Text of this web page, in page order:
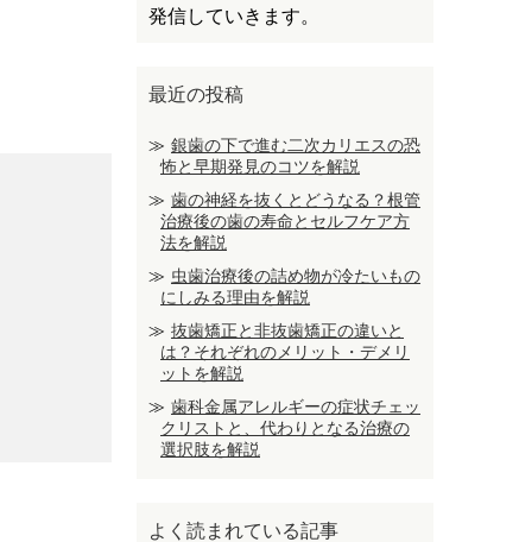
発信していきます。
最近の投稿
銀歯の下で進む二次カリエスの恐
怖と早期発見のコツを解説
歯の神経を抜くとどうなる？根管
治療後の歯の寿命とセルフケア方
法を解説
虫歯治療後の詰め物が冷たいもの
にしみる理由を解説
抜歯矯正と非抜歯矯正の違いと
は？それぞれのメリット・デメリ
ットを解説
歯科金属アレルギーの症状チェッ
クリストと、代わりとなる治療の
選択肢を解説
よく読まれている記事